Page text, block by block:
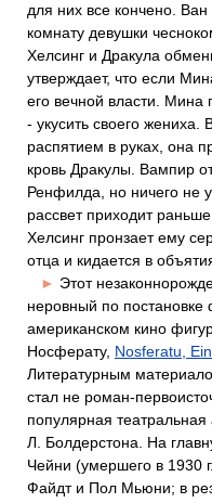
для них все кончено.
комнату девушки
Хелсинг и Дракула
утверждает, что если
его вечной власти. Мина
- укусить своего
распятием в руках, она
кровь Дракулы. Вампир
Ренфилда, но ничего не
рассвет приходит
Хелсинг пронзает ему
отца и кидается в
► Этот
неровный по
американском кино
Носферату, Nosferatu,
Литературным
стал не роман-
популярная
Л. Болдерстона. На
Чейни (умершего в 1930
Файдт и Пол Мьюни; в